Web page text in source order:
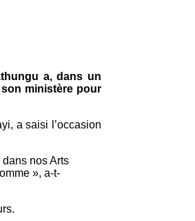
a, dans un
ministère pour
a saisi l’occasion
nos Arts
», a-t-